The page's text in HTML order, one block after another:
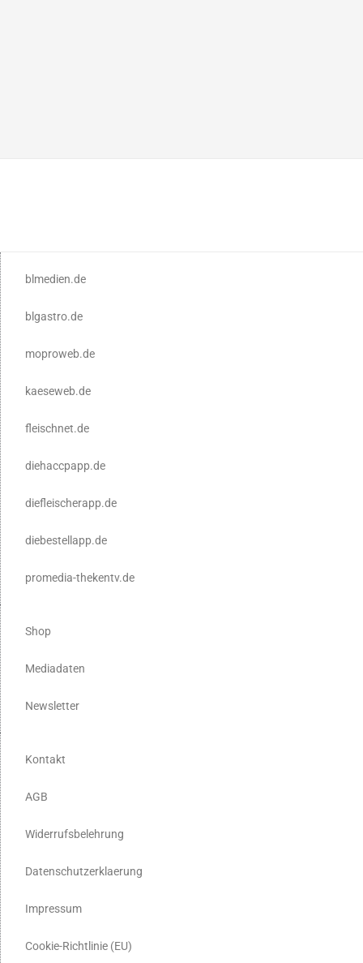
blmedien.de
blgastro.de
moproweb.de
kaeseweb.de
fleischnet.de
diehaccpapp.de
diefleischerapp.de
diebestellapp.de
promedia-thekentv.de
Shop
Mediadaten
Newsletter
Kontakt
AGB
Widerrufsbelehrung
Datenschutzerklaerung
Impressum
Cookie-Richtlinie (EU)